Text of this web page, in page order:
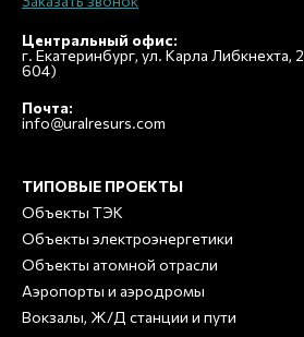
Центральный офис:
г. Екатеринбург, ул. Карла Либкнехта,
604)
Почта:
info@uralresurs.com
ТИПОВЫЕ ПРОЕКТЫ
Объекты ТЭК
Объекты электроэнергетики
Объекты атомной отрасли
Аэропорты и аэродромы
Вокзалы, Ж/Д станции и пути